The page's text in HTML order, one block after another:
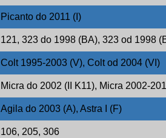
Picanto do 2011 (I)
121, 323 do 1998 (BA), 323 od 1998
Colt 1995-2003 (V), Colt od 2004 (VI)
Micra do 2002 (II K11), Micra 2002-
Agila do 2003 (A), Astra I (F)
106, 205, 306